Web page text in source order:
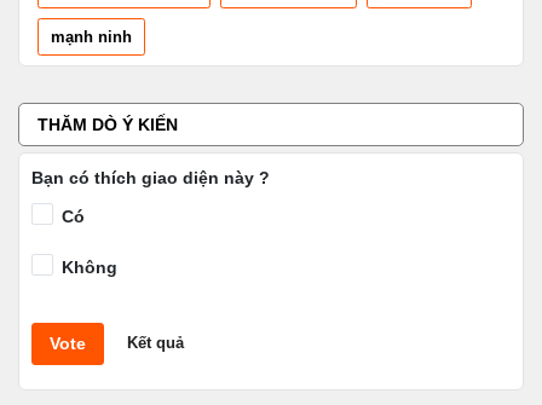
mạnh ninh
THĂM DÒ Ý KIẾN
Bạn có thích giao diện này ?
Có
Không
Vote Kết quả